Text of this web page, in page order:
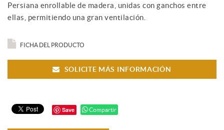
Persiana enrollable de madera, unidas con ganchos entre
ellas, permitiendo una gran ventilación.
FICHA DEL PRODUCTO
SOLICITE MÁS INFORMACIÓN
Save Compartir